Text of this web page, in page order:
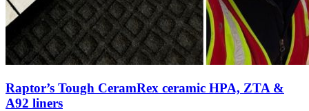
Raptor’s Tough CeramRex ceramic HPA, ZTA &
A92 liners